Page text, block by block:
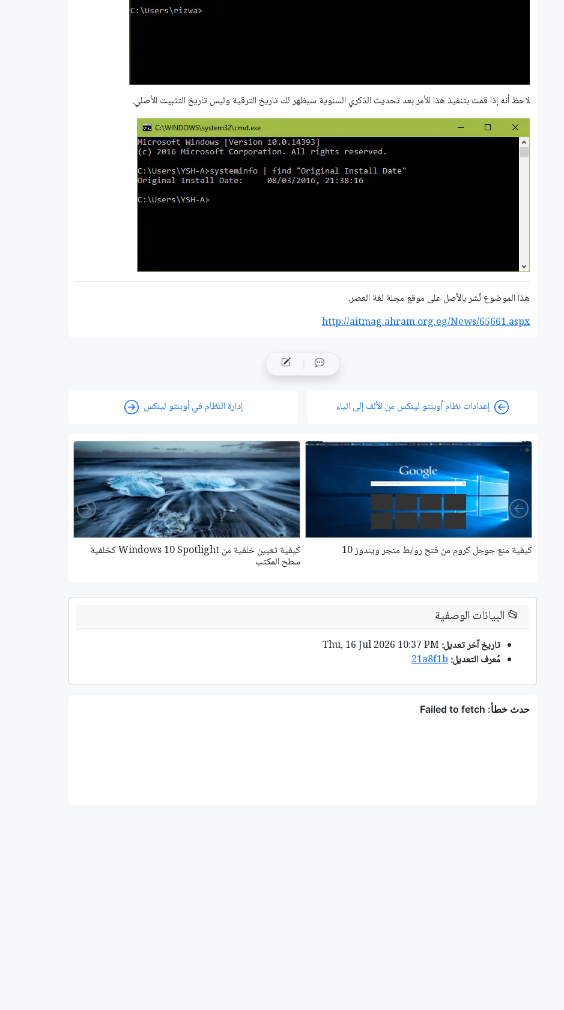
لاحظ أنه إذا قمت بتنفيذ هذا الأمر بعد تحديث الذكري السنوية سيظهر لك تاريخ الترقية وليس تاريخ التثبيت الأصلي.
هذا الموضوع نٌشر باﻷصل على موقع مجلة لغة العصر.
http://aitmag.ahram.org.eg/News/65661.aspx
إعدادات نظام أوبنتو لينكس من الألف إلى الياء إدارة النظام في أوبنتو لينكس
كيفية منع جوجل كروم من فتح روابط متجر ويندوز 10 كيفية تعيين خلفية من Windows 10 Spotlight كخلفية
سطح المكتب
Left
Right
📂البيانات الوصفية
تاريخ آخر تعديل:
مُعرف التعديل:21a8f1b